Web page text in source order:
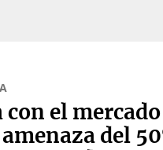
Vivir+
con el
del